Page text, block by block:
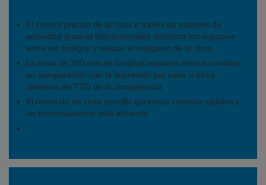
El control preciso de la cinta a través de motores de
velocidad gradual bidireccionales minimiza los espacios
entre los códigos y reduce el malgasto de la cinta
La cinta de 700 mm de longitud requiere menos cambios
en comparación con la impresión por calor u otros
sistemas de TTO de la competencia
El recorrido de cinta sencillo garantiza cambios rápidos y
un funcionamiento más eficiente